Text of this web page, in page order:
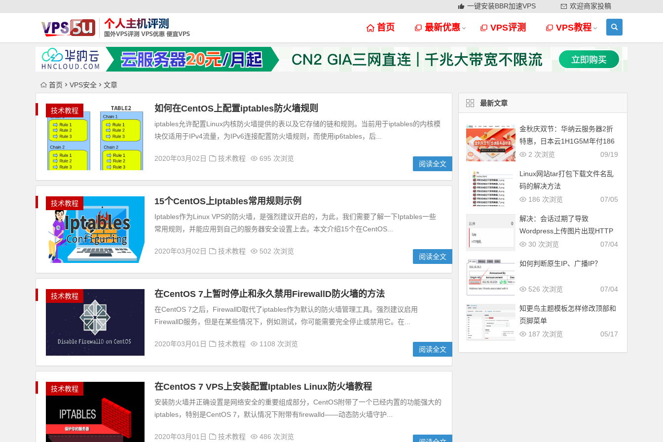
一键安装BBR加速VPS 欢迎商家投稿
首页 最新优惠 VPS评测 VPS教程
首页 VPS安全 文章
技术教程 如何在CentOS上配置iptables防火墙规则
iptables允许配置Linux内核防火墙提供的表以及它存储的链和规则。当前用于iptables的内核模
块仅适用于IPv4流量，为IPv6连接配置防火墙规则，而使用ip6tables，后...
2020年03月02日 技术教程 695 次浏览
阅读全文
技术教程 15个CentOS上Iptables常用规则示例
Iptables作为Linux VPS的防火墙，是强烈建议开启的，为此，我们需要了解一下Iptables一些
常用规则，并能应用到自己的服务器安全设置上去。本文介绍15个在CentOS...
2020年03月02日 技术教程 502 次浏览
阅读全文
技术教程 在CentOS 7上暂时停止和永久禁用FirewallD防火墙的方法
在CentOS 7之后，FirewallD取代了iptables作为默认的防火墙管理工具。强烈建议启用
FirewallD服务，但是在某些情况下，例如测试，你可能需要完全停止或禁用它。在...
2020年03月01日 技术教程 1108 次浏览
阅读全文
技术教程 在CentOS 7 VPS上安装配置Iptables Linux防火墙教程
安装防火墙并正确设置是网络安全的重要组成部分，CentOS附带了一个已经内置的功能强大的
iptables，特别是CentOS 7，默认情况下附带有firewalld——动态防火墙守护...
2020年03月01日 技术教程 486 次浏览
最新文章
金秋庆双节：华纳云服务器2折
特惠，日本云1H1G5M年付186
元，香港云8H16G仅166元/月
09/19
2 次浏览
Linux网站tar打包下载文件名乱
码的解决方法
07/05
186 次浏览
解决：会话过期了导致
Wordpress上传图片出现HTTP
错误
07/04
30 次浏览
如何判断原生IP、广播IP？
07/04
526 次浏览
知更鸟主题模板怎样修改顶部和
页脚菜单
05/17
187 次浏览